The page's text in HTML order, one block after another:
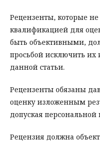
Рецензенты, которые
квалификацией для
быть объективными,
просьбой исключить их
данной статьи.
Рецензенты обязаны
оценку изложенным
допуская персональной
Рецензия должна